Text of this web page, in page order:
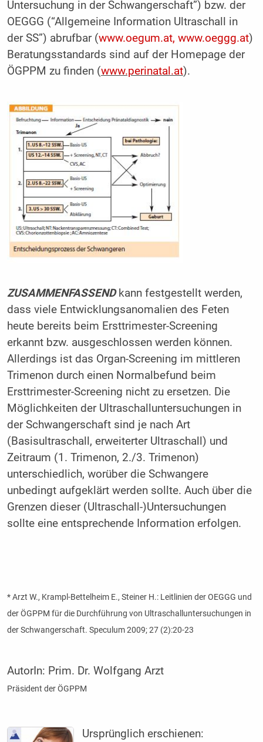
Untersuchung in der Schwangerschaft”) bzw. der
OEGGG (“Allgemeine Information Ultraschall in
der SS”) abrufbar (www.oegum.at, www.oeggg.at)
Beratungsstandards sind auf der Homepage der
ÖGPPM zu finden (www.perinatal.at).
ZUSAMMENFASSEND kann festgestellt werden,
dass viele Entwicklungsanomalien des Feten
heute bereits beim Ersttrimester-Screening
erkannt bzw. ausgeschlossen werden können.
Allerdings ist das Organ-Screening im mittleren
Trimenon durch einen Normalbefund beim
Ersttrimester-Screening nicht zu ersetzen. Die
Möglichkeiten der Ultraschalluntersuchungen in
der Schwangerschaft sind je nach Art
(Basisultraschall, erweiterter Ultraschall) und
Zeitraum (1. Trimenon, 2./3. Trimenon)
unterschiedlich, worüber die Schwangere
unbedingt aufgeklärt werden sollte. Auch über die
Grenzen dieser (Ultraschall-)Untersuchungen
sollte eine entsprechende Information erfolgen.
* Arzt W., Krampl-Bettelheim E., Steiner H.: Leitlinien der OEGGG und
der ÖGPPM für die Durchführung von Ultraschalluntersuchungen in
der Schwangerschaft. Speculum 2009; 27 (2):20-23
AutorIn: Prim. Dr. Wolfgang Arzt
Präsident der ÖGPPM
Ursprünglich erschienen: